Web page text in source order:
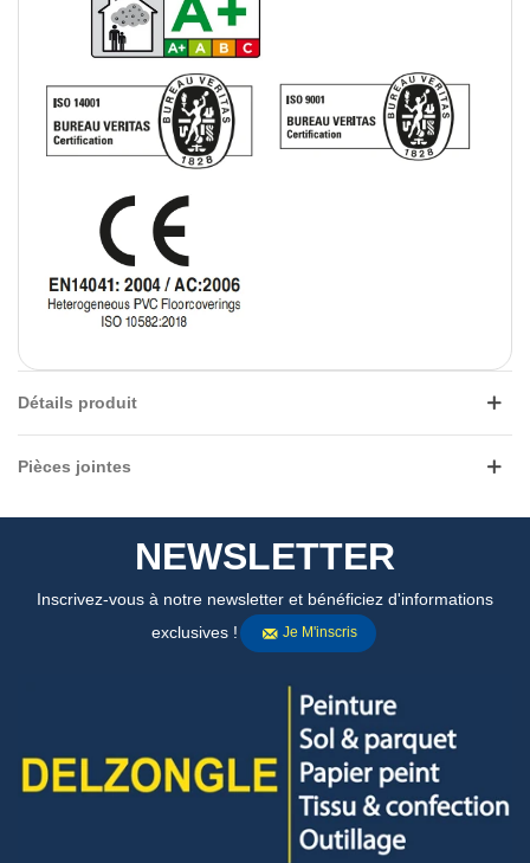
Détails produit
Pièces jointes
NEWSLETTER
Inscrivez-vous à notre newsletter et bénéficiez d'informations
exclusives !
Je M'inscris